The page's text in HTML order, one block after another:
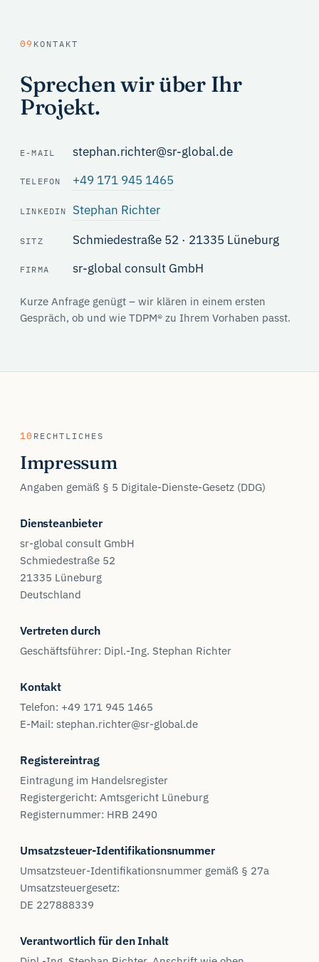
09 KONTAKT
Sprechen wir über Ihr
Projekt.
E-MAIL stephan.richter@sr-global.de
TELEFON +49 171 945 1465
LINKEDIN Stephan Richter
SITZ Schmiedestraße 52 · 21335 Lüneburg
FIRMA sr-global consult GmbH
Kurze Anfrage genügt – wir klären in einem ersten
Gespräch, ob und wie TDPM® zu Ihrem Vorhaben passt.
10 RECHTLICHES
Impressum
Angaben gemäß § 5 Digitale-Dienste-Gesetz (DDG)
Diensteanbieter
sr-global consult GmbH
Schmiedestraße 52
21335 Lüneburg
Deutschland
Vertreten durch
Geschäftsführer: Dipl.-Ing. Stephan Richter
Kontakt
Telefon: +49 171 945 1465
E-Mail: stephan.richter@sr-global.de
Registereintrag
Eintragung im Handelsregister
Registergericht: Amtsgericht Lüneburg
Registernummer: HRB 2490
Umsatzsteuer-Identifikationsnummer
Umsatzsteuer-Identifikationsnummer gemäß § 27a
Umsatzsteuergesetz:
DE 227888339
Verantwortlich für den Inhalt